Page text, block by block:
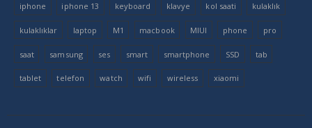
iphone iphone 13 keyboard klavye kol saati kulaklık
kulaklıklar laptop M1 macbook MIUI phone pro
saat samsung ses smart smartphone SSD tab
tablet telefon watch wifi wireless xiaomi